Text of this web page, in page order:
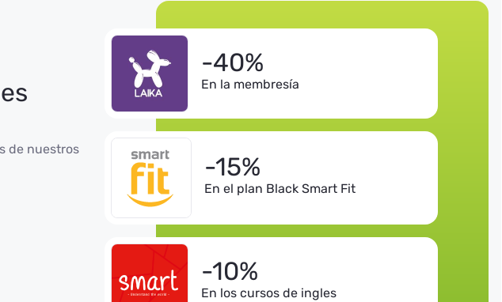
de nuestros
-40%
En la membresía
-15%
En el plan Black Smart Fit
-10%
En los cursos de ingles